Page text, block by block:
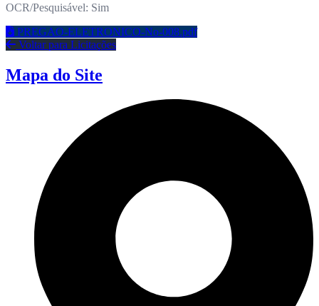
OCR/Pesquisável: Sim
PREGAO-ELETRONICO-No-008.pdf
Voltar para Licitações
Mapa do Site